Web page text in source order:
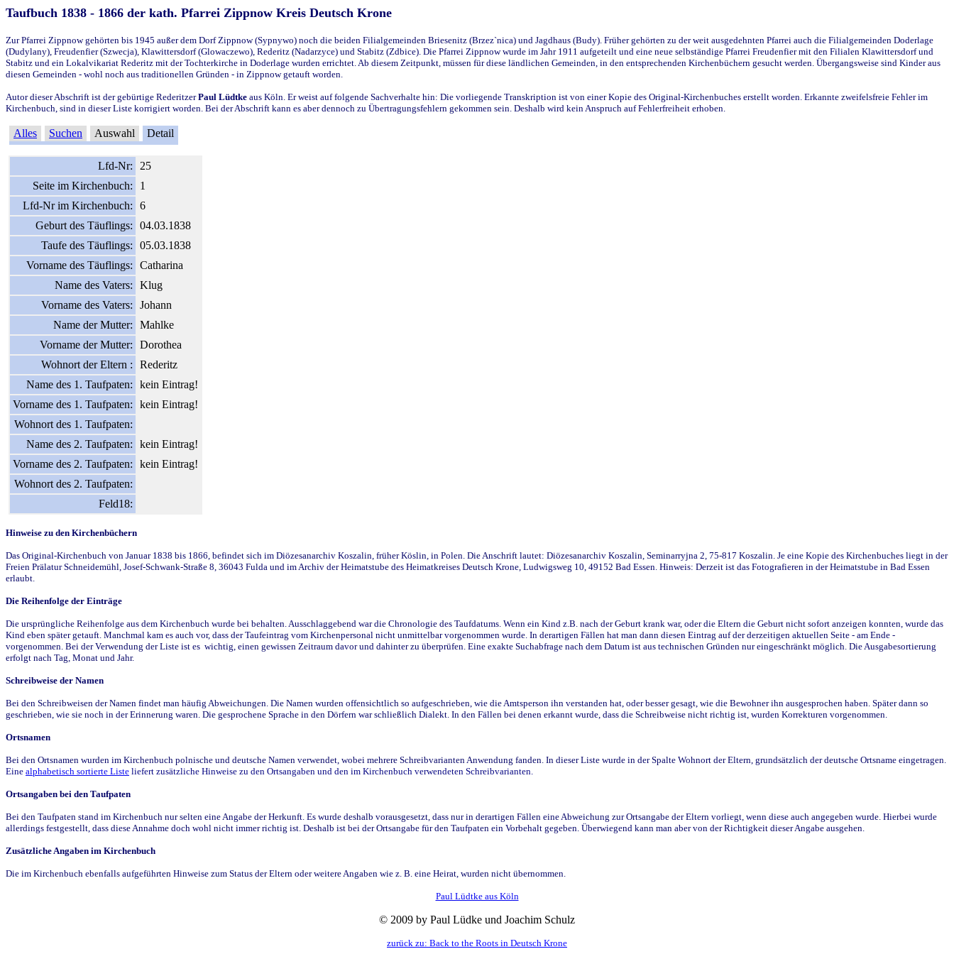
Taufbuch 1838 - 1866 der kath. Pfarrei Zippnow Kreis Deutsch Krone
Zur Pfarrei Zippnow gehörten bis 1945 außer dem Dorf Zippnow (Sypnywo) noch die beiden Filialgemeinden Briesenitz (Brzez`nica) und Jagdhaus (Budy). Früher gehörten zu der weit ausgedehnten Pfarrei auch die Filialgemeinden Doderlage
(Dudylany), Freudenfier (Szwecja), Klawittersdorf (Glowaczewo), Rederitz (Nadarzyce) und Stabitz (Zdbice). Die Pfarrei Zippnow wurde im Jahr 1911 aufgeteilt und eine neue selbständige Pfarrei Freudenfier mit den Filialen Klawittersdorf und
Stabitz und ein Lokalvikariat Rederitz mit der Tochterkirche in Doderlage wurden errichtet. Ab diesem Zeitpunkt, müssen für diese ländlichen Gemeinden, in den entsprechenden Kirchenbüchern gesucht werden. Übergangsweise sind Kinder aus
diesen Gemeinden - wohl noch aus traditionellen Gründen - in Zippnow getauft worden.
Autor dieser Abschrift ist der gebürtige RederitzerPaul Lüdtke aus Köln. Er weist auf folgende Sachverhalte hin: Die vorliegende Transkription ist von einer Kopie des Original-Kirchenbuches erstellt worden. Erkannte zweifelsfreie Fehler im
Kirchenbuch, sind in dieser Liste korrigiert worden. Bei der Abschrift kann es aber dennoch zu Übertragungsfehlern gekommen sein. Deshalb wird kein Anspruch auf Fehlerfreiheit erhoben.
Alles Suchen Auswahl Detail
Lfd-Nr:
25
Seite im Kirchenbuch:
1
Lfd-Nr im Kirchenbuch:
6
Geburt des Täuflings:
04.03.1838
Taufe des Täuflings:
05.03.1838
Vorname des Täuflings:
Catharina
Name des Vaters:
Klug
Vorname des Vaters:
Johann
Name der Mutter:
Mahlke
Vorname der Mutter:
Dorothea
Wohnort der Eltern :
Rederitz
Name des 1. Taufpaten:
kein Eintrag!
Vorname des 1. Taufpaten:
kein Eintrag!
Wohnort des 1. Taufpaten:
Name des 2. Taufpaten:
kein Eintrag!
Vorname des 2. Taufpaten:
kein Eintrag!
Wohnort des 2. Taufpaten:
Feld18:
Hinweise zu den Kirchenbüchern
Das Original-Kirchenbuch von Januar 1838 bis 1866, befindet sich im Diözesanarchiv Koszalin, früher Köslin, in Polen. Die Anschrift lautet: Diözesanarchiv Koszalin, Seminarryjna 2, 75-817 Koszalin. Je eine Kopie des Kirchenbuches liegt in der
Freien Prälatur Schneidemühl, Josef-Schwank-Straße 8, 36043 Fulda und im Archiv der Heimatstube des Heimatkreises Deutsch Krone, Ludwigsweg 10, 49152 Bad Essen. Hinweis: Derzeit ist das Fotografieren in der Heimatstube in Bad Essen
erlaubt.
Die Reihenfolge der Einträge
Die ursprüngliche Reihenfolge aus dem Kirchenbuch wurde bei behalten. Ausschlaggebend war die Chronologie des Taufdatums. Wenn ein Kind z.B. nach der Geburt krank war, oder die Eltern die Geburt nicht sofort anzeigen konnten, wurde das
Kind eben später getauft. Manchmal kam es auch vor, dass der Taufeintrag vom Kirchenpersonal nicht unmittelbar vorgenommen wurde. In derartigen Fällen hat man dann diesen Eintrag auf der derzeitigen aktuellen Seite - am Ende -
vorgenommen. Bei der Verwendung der Liste ist es wichtig, einen gewissen Zeitraum davor und dahinter zu überprüfen. Eine exakte Suchabfrage nach dem Datum ist aus technischen Gründen nur eingeschränkt möglich. Die Ausgabesortierung
erfolgt nach Tag, Monat und Jahr.
Schreibweise der Namen
Bei den Schreibweisen der Namen findet man häufig Abweichungen. Die Namen wurden offensichtlich so aufgeschrieben, wie die Amtsperson ihn verstanden hat, oder besser gesagt, wie die Bewohner ihn ausgesprochen haben. Später dann so
geschrieben, wie sie noch in der Erinnerung waren. Die gesprochene Sprache in den Dörfern war schließlich Dialekt. In den Fällen bei denen erkannt wurde, dass die Schreibweise nicht richtig ist, wurden Korrekturen vorgenommen.
Ortsnamen
Bei den Ortsnamen wurden im Kirchenbuch polnische und deutsche Namen verwendet, wobei mehrere Schreibvarianten Anwendung fanden. In dieser Liste wurde in der Spalte Wohnort der Eltern, grundsätzlich der deutsche Ortsname eingetragen.
Eine alphabetisch sortierte Liste liefert zusätzliche Hinweise zu den Ortsangaben und den im Kirchenbuch verwendeten Schreibvarianten.
Ortsangaben bei den Taufpaten
Bei den Taufpaten stand im Kirchenbuch nur selten eine Angabe der Herkunft. Es wurde deshalb vorausgesetzt, dass nur in derartigen Fällen eine Abweichung zur Ortsangabe der Eltern vorliegt, wenn diese auch angegeben wurde. Hierbei wurde
allerdings festgestellt, dass diese Annahme doch wohl nicht immer richtig ist. Deshalb ist bei der Ortsangabe für den Taufpaten ein Vorbehalt gegeben. Überwiegend kann man aber von der Richtigkeit dieser Angabe ausgehen.
Zusätzliche Angaben im Kirchenbuch
Die im Kirchenbuch ebenfalls aufgeführten Hinweise zum Status der Eltern oder weitere Angaben wie z. B. eine Heirat, wurden nicht übernommen.
Paul Lüdtke aus Köln
© 2009 by Paul Lüdke und Joachim Schulz
zurück zu: Back to the Roots in Deutsch Krone